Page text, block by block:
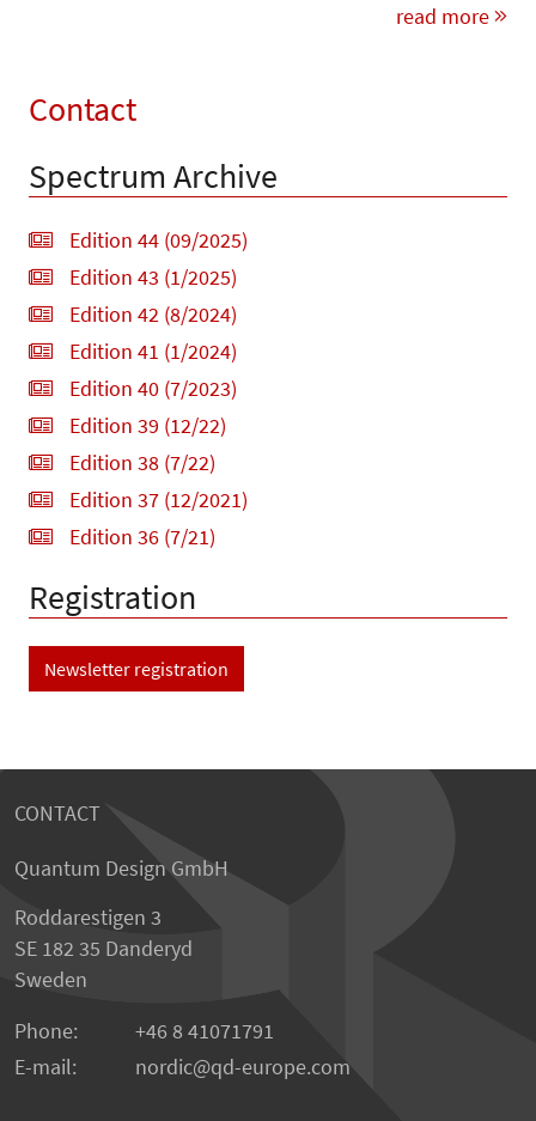
read more
Contact
Spectrum Archive
Edition 44 (09/2025)
Edition 43 (1/2025)
Edition 42 (8/2024)
Edition 41 (1/2024)
Edition 40 (7/2023)
Edition 39 (12/22)
Edition 38 (7/22)
Edition 37 (12/2021)
Edition 36 (7/21)
Registration
Newsletter registration
CONTACT
Quantum Design GmbH
Roddarestigen 3
SE 182 35 Danderyd
Sweden
Phone:
+46 8 41071791
E-mail:
nordic qd-europe.com